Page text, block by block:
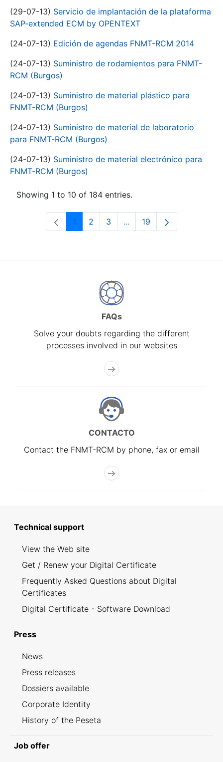
(29-07-13) Servicio de implantación de la plataforma
SAP-extended ECM by OPENTEXT
(24-07-13) Edición de agendas FNMT-RCM 2014
(24-07-13) Suministro de rodamientos para FNMT-
RCM (Burgos)
(24-07-13) Suministro de material plástico para
FNMT-RCM (Burgos)
(24-07-13) Suministro de material de laboratorio
para FNMT-RCM (Burgos)
(24-07-13) Suministro de material electrónico para
FNMT-RCM (Burgos)
Showing 1 to 10 of 184 entries.
Page
1 Page
2 Page
3 ...Intermediate Pages Use
Page
19
FAQs
Solve your doubts regarding the different
processes involved in our websites
CONTACTO
Contact the FNMT-RCM by phone, fax or email
Technical support
View the Web site
Get / Renew your Digital Certificate
Frequently Asked Questions about Digital
Certificates
Digital Certificate - Software Download
Press
News
Press releases
Dossiers available
Corporate Identity
History of the Peseta
Job offer